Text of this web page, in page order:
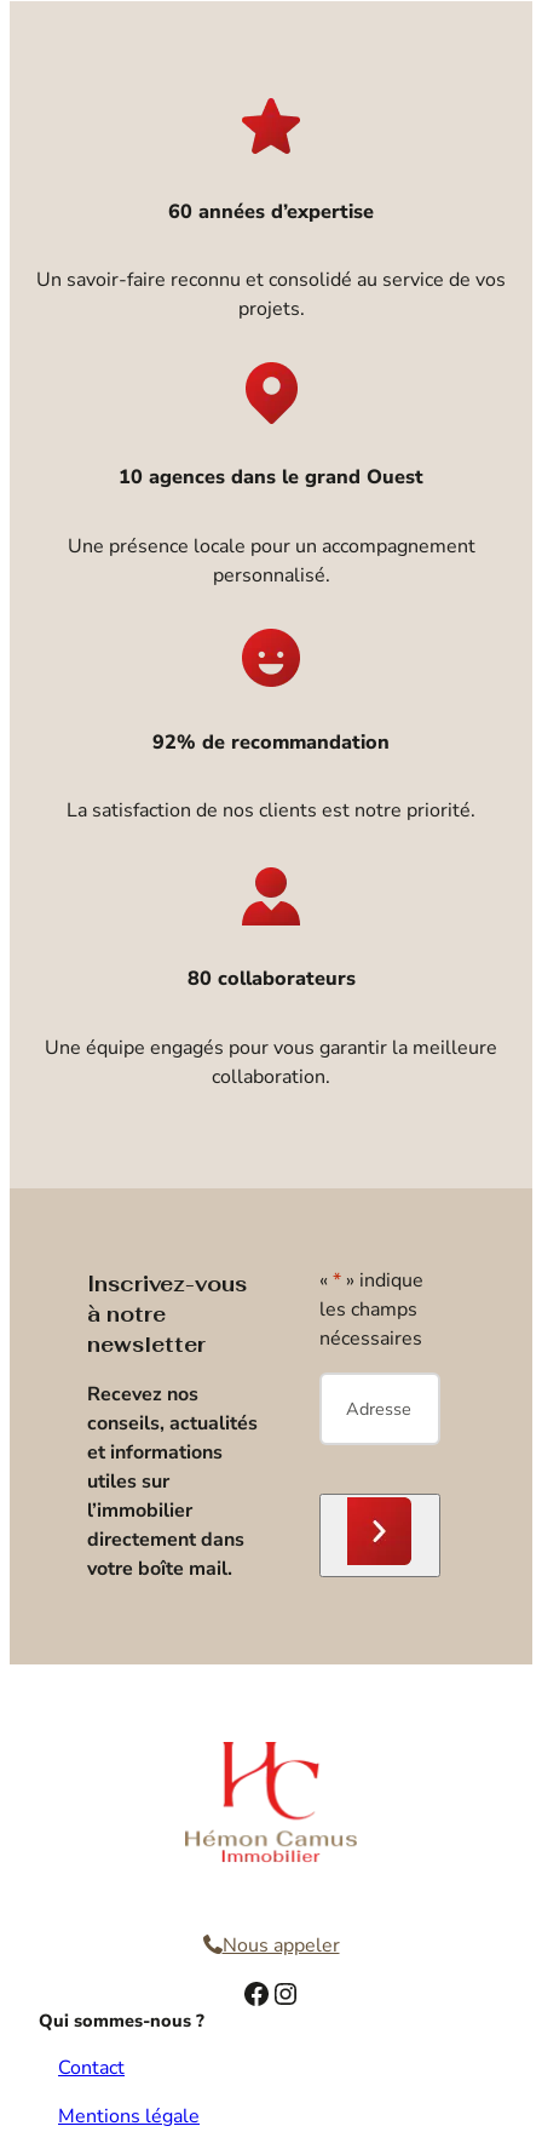
60 années d’expertise
Un savoir-faire reconnu et consolidé au service de vos
projets.
10 agences dans le grand Ouest
Une présence locale pour un accompagnement
personnalisé.
92% de recommandation
La satisfaction de nos clients est notre priorité.
80 collaborateurs
Une équipe engagés pour vous garantir la meilleure
collaboration.
Inscrivez-vous
à notre
newsletter
Recevez nos
conseils, actualités
et informations
utiles sur
l’immobilier
directement dans
votre boîte mail.
« * » indique
les champs
nécessaires
E-
mail*
Nous appeler
Facebook Instagram
Qui sommes-nous ?
Contact
Mentions légale